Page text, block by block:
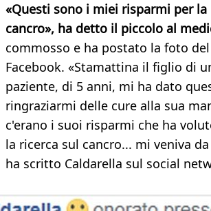
«Questi sono i miei risparmi per
cancro», ha detto il piccolo al
commosso e ha postato la foto
Facebook. «Stamattina il figlio di
paziente, di 5 anni, mi ha dato
ringraziarmi delle cure alla sua
c'erano i suoi risparmi che ha
la ricerca sul cancro... mi veniva
ha scritto Caldarella sul social